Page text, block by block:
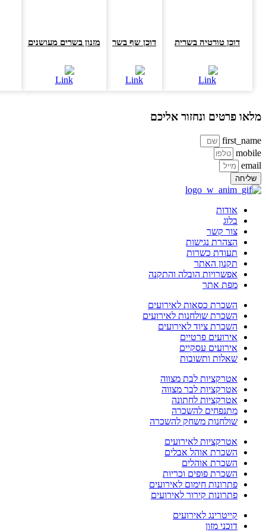
דוכן טורטיה בשרית דוכן שף בשר מזנון בשרים מעושנים
פרטים ונחזור אליכם
שליחה
אודות
בלוג
צור קשר
הצהרת נגישות
תעודת כשרות
תקנון האתר
אפשרויות הובלה והתקנה
מפת אתר
השכרת כסאות לאירועים
השכרת שולחנות לאירועים
השכרת ציוד לאירועים
אירועים פרטיים
אירועים עסקיים
שאלות ותשובות
אטרקציות לבת מצווה
אטרקציות לבר מצווה
אטרקציות לחתונה
מתנפחים להשכרה
שולחנות משחק להשכרה
אטרקציות לאירועים
השכרת אוהל אבלים
השכרת אוהלים
השכרת פופים וכריות
פתרונות חימום לאירועים
פתרונות קירור לאירועים
קייטרינג לאירועים
דוכני מזון